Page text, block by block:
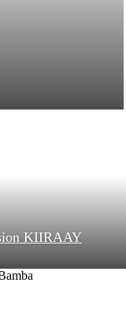
KIIRAAY